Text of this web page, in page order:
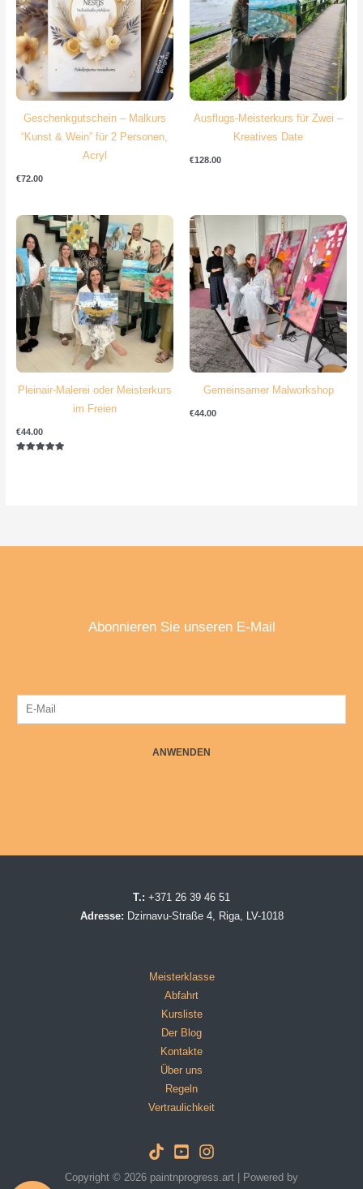
Geschenkgutschein – Malkurs
“Kunst & Wein” für 2 Personen,
Acryl
€72.00
Ausflugs-Meisterkurs für Zwei –
Kreatives Date
€128.00
Pleinair-Malerei oder Meisterkurs
im Freien
€44.00
Gemeinsamer Malworkshop
€44.00
Abonnieren Sie unseren E-Mail
ANWENDEN
T.: +371 26 39 46 51
Adresse: Dzirnavu-Straße 4, Riga, LV-1018
Meisterklasse
Abfahrt
Kursliste
Der Blog
Kontakte
Über uns
Regeln
Vertraulichkeit
Copyright © 2026 paintnprogress.art | Powered by